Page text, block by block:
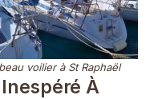
voilier à St Raphaël
À